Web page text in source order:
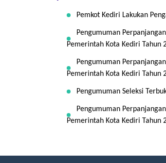
Pemkot Kediri Lakukan
Pengumuman
Pemerintah Kota Kediri Tahun
Pengumuman
Pemerintah Kota Kediri Tahun
Pengumuman Seleksi
Pengumuman
Pemerintah Kota Kediri Tahun